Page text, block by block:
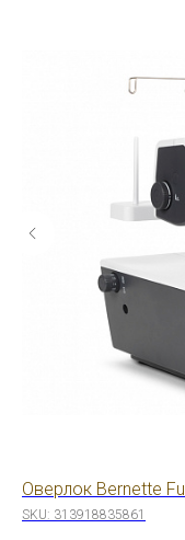
Оверлок Bernette
SKU: 313918835861